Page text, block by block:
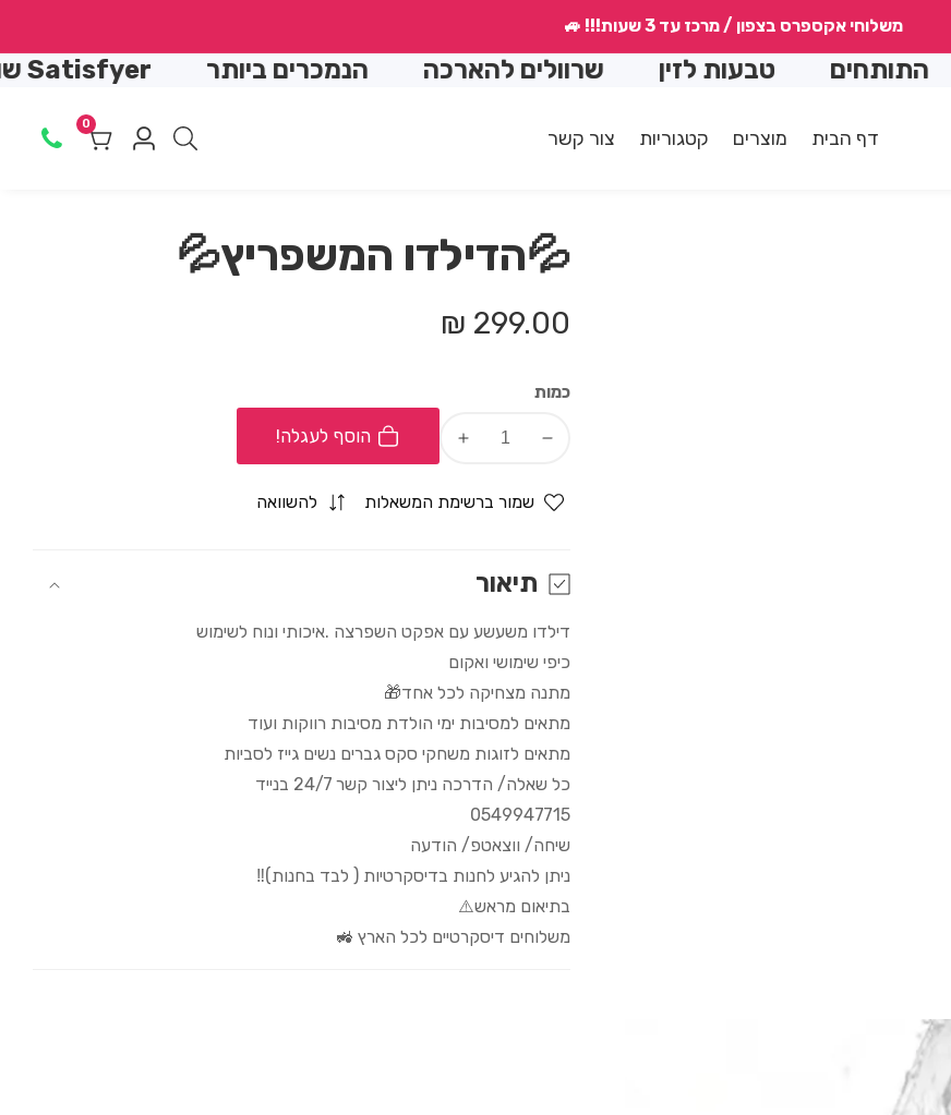
משלוחי אקספרס בצפון / מרכז עד 3 שעות!!! 🚙
התותחים טבעות לזין שרוולים להארכה הנמכרים ביותר Satisfyer שואב יונק
דף הבית מוצרים קטגוריות צור קשר
Log
0
0
מוצרים
💦הדילדו המשפריץ💦
מחיר
299.00 ₪
כמות
Decrease
for
המשפריץ
💦
Increase
for
הוסף לעגלה!
שמור ברשימת המשאלות להשוואה
תיאור
דילדו משעשע עם אפקט השפרצה .איכותי ונוח לשימוש
כיפי שימושי ואקום
מתנה מצחיקה לכל אחד🎁
מתאים למסיבות ימי הולדת מסיבות רווקות ועוד
מתאים לזוגות משחקי סקס גברים נשים גייז לסביות
כל שאלה/ הדרכה ניתן ליצור קשר 24/7 בנייד
0549947715
שיחה/ ווצאטפ/ הודעה
ניתן להגיע לחנות בדיסקרטיות ( לבד בחנות)‼️
בתיאום מראש⚠️
משלוחים דיסקרטיים לכל הארץ 🚜